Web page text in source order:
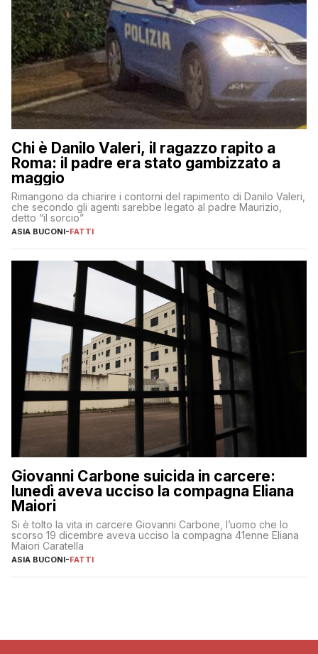
Chi è Danilo Valeri, il ragazzo rapito a
Roma: il padre era stato gambizzato a
maggio
Rimangono da chiarire i contorni del rapimento di Danilo Valeri,
che secondo gli agenti sarebbe legato al padre Maurizio,
detto “il sorcio”
ASIA BUCONI-FATTI
Giovanni Carbone suicida in carcere:
lunedì aveva ucciso la compagna Eliana
Maiori
Si è tolto la vita in carcere Giovanni Carbone, l’uomo che lo
scorso 19 dicembre aveva ucciso la compagna 41enne Eliana
Maiori Caratella
ASIA BUCONI-FATTI